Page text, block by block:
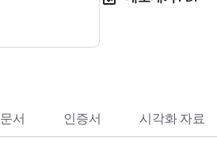
문서 인증서 시각화 자료